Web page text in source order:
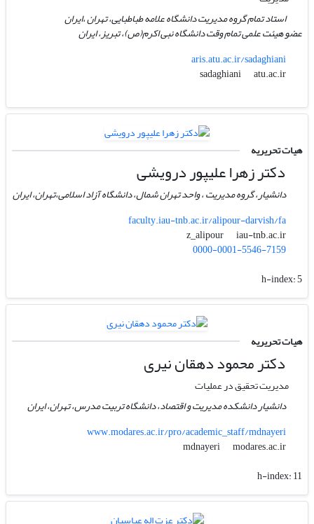
استاد تمام گروه مدیریت دانشگاه علامه طباطبایی، تهران ،ایران
عضو هیئت علمی تمام وقت دانشگاه نبی اکرم(ص)، تبریز، ایران
aris.atu.ac.ir/sadaghiani
sadaghiani
atu.ac.ir
هیات تحریریه
دکتر زهرا علیپور درویشی
دانشیار، گروه مدیریت ، واحد تهران شمال، دانشگاه آزاد اسلامی،تهران، ایران
faculty.iau-tnb.ac.ir/alipour-darvish/fa
z_alipour
iau-tnb.ac.ir
0000-0001-5546-7159
h-index:5
هیات تحریریه
دکتر محمود دهقان نیری
مدیریت تحقیق در عملیات
دانشیار دانشکده مدیریت و اقتصاد، دانشگاه تربیت مدرس، تهران، ایران
www.modares.ac.ir/pro/academic_staff/mdnayeri
mdnayeri
modares.ac.ir
h-index:11